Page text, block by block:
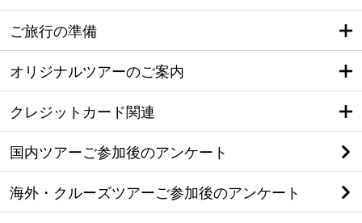
ご旅行の準備
オリジナルツアーのご案内
クレジットカード関連
国内ツアーご参加後のアンケート
海外・クルーズツアーご参加後のアンケート